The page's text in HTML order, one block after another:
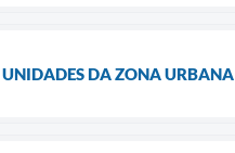
DA ZONA URBANA